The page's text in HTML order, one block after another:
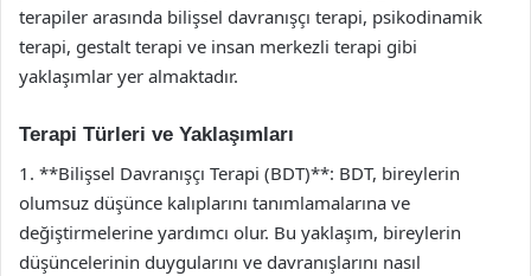
terapiler arasında bilişsel davranışçı terapi, psikodinamik
terapi, gestalt terapi ve insan merkezli terapi gibi
yaklaşımlar yer almaktadır.
Terapi Türleri ve Yaklaşımları
1. **Bilişsel Davranışçı Terapi (BDT)**: BDT, bireylerin
olumsuz düşünce kalıplarını tanımlamalarına ve
değiştirmelerine yardımcı olur. Bu yaklaşım, bireylerin
düşüncelerinin duygularını ve davranışlarını nasıl